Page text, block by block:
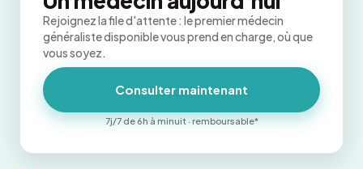
Rejoignez la file d'attente : le premier médecin
généraliste disponible vous prend en charge, où que
vous soyez.
Consulter maintenant
7j/7 de 6h à minuit · remboursable*